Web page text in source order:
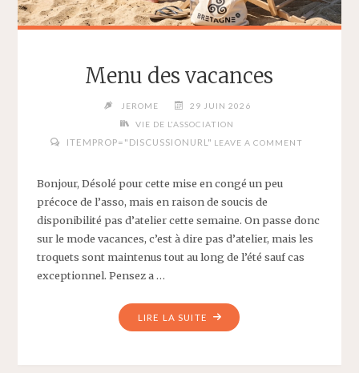
Menu des vacances
JEROME
29 JUIN 2026
VIE DE L'ASSOCIATION
ITEMPROP="DISCUSSIONURL" LEAVE A COMMENT
Bonjour, Désolé pour cette mise en congé un peu
précoce de l’asso, mais en raison de soucis de
disponibilité pas d’atelier cette semaine. On passe donc
sur le mode vacances, c’est à dire pas d’atelier, mais les
troquets sont maintenus tout au long de l’été sauf cas
exceptionnel. Pensez a …
LIRE LA SUITE "MENU